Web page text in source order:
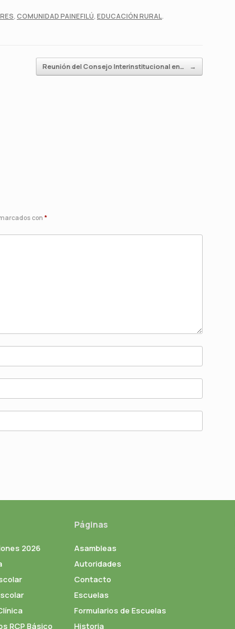
, COMUNIDAD PAINEFILÚ, EDUCACIÓN RURAL.
Reunión del Consejo Interinstitucional en… →
con *
2026
RCP Básico
Páginas
Asambleas
Autoridades
Contacto
Escuelas
Formularios de Escuelas
Historia